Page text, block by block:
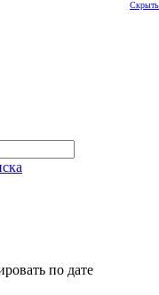
по дате
Скрыть